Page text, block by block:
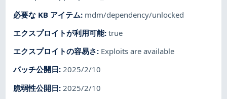
必要な KB アイテム: mdm/dependency/unlocked
エクスプロイトが利用可能:true
エクスプロイトの容易さ: Exploits are available
パッチ公開日:2025/2/10
脆弱性公開日: 2025/2/10